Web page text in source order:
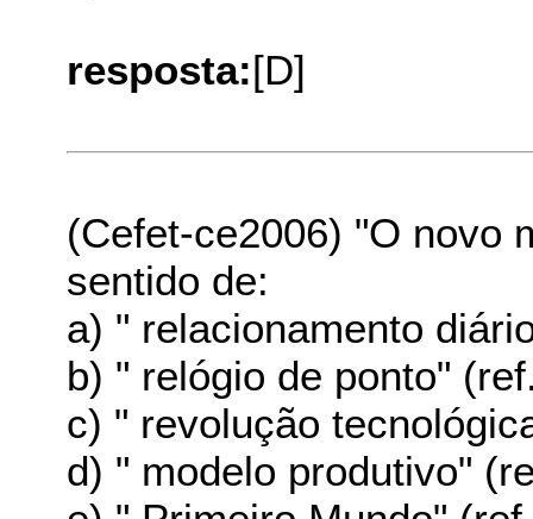
resposta:[D]
(Cefet-ce2006) "O novo
sentido de:
a) " relacionamento
b) " relógio de ponto"
c) " revolução
d) " modelo produtivo"